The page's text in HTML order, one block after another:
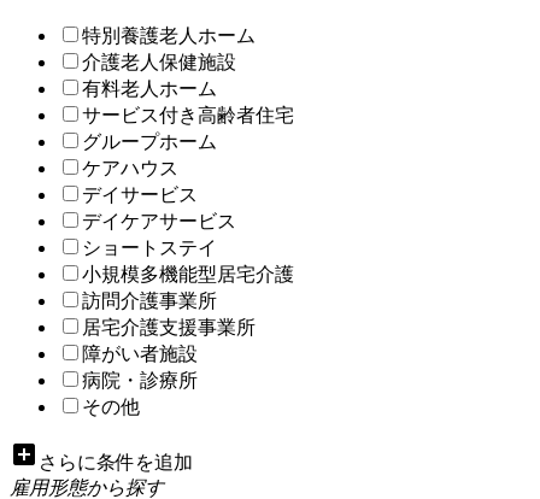
特別養護老人ホーム
介護老人保健施設
有料老人ホーム
サービス付き高齢者住宅
グループホーム
ケアハウス
デイサービス
デイケアサービス
ショートステイ
小規模多機能型居宅介護
訪問介護事業所
居宅介護支援事業所
障がい者施設
病院・診療所
その他
add_box さらに条件を追加
雇用形態から探す